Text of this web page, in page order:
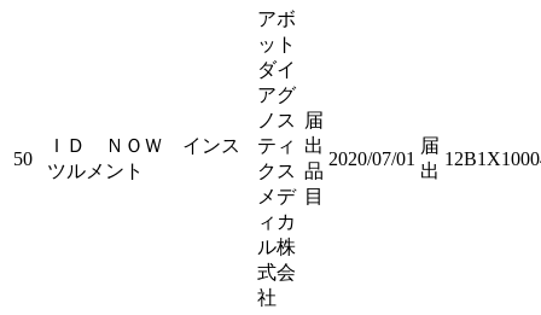
50
ＩＤ ＮＯＷ インス
ツルメント
アボ
ット
ダイ
アグ
ノス
ティ
クス
メデ
ィカ
ル株
式会
社
届
出
品
目
2020/07/01
届
出